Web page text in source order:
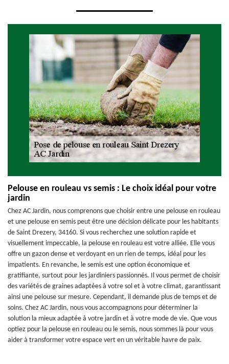
Pelouse en rouleau vs semis : Le choix idéal pour votre
jardin
Chez AC Jardin, nous comprenons que choisir entre une pelouse en rouleau
et une pelouse en semis peut être une décision délicate pour les habitants
de Saint Drezery, 34160. Si vous recherchez une solution rapide et
visuellement impeccable, la pelouse en rouleau est votre alliée. Elle vous
offre un gazon dense et verdoyant en un rien de temps, idéal pour les
impatients. En revanche, le semis est une option économique et
gratifiante, surtout pour les jardiniers passionnés. Il vous permet de choisir
des variétés de graines adaptées à votre sol et à votre climat, garantissant
ainsi une pelouse sur mesure. Cependant, il demande plus de temps et de
soins. Chez AC Jardin, nous vous accompagnons pour déterminer la
solution la mieux adaptée à votre jardin et à votre mode de vie. Que vous
optiez pour la pelouse en rouleau ou le semis, nous sommes là pour vous
aider à transformer votre espace vert en un véritable havre de paix.